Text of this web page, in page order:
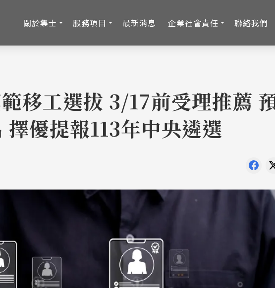
關於集士 服務項目 最新消息 企業社會責任 聯絡我們
移工選拔 3/17前受理推薦
擇優提報113年中央遴選